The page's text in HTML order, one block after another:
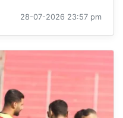
28-07-2026 23:57 pm